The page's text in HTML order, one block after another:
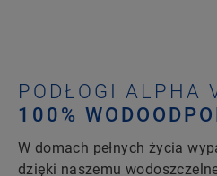
PODŁOGI ALPHA
100%
W domach pełnych życia
dzięki naszemu